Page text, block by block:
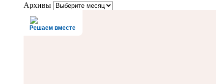
Архивы
Решаем вместе